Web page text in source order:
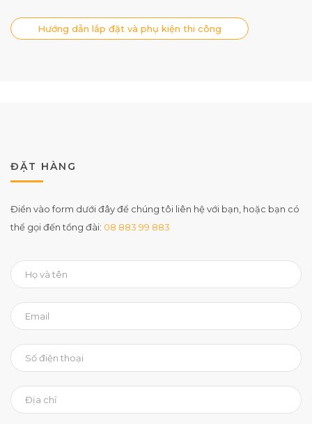
Hướng dẫn lắp đặt và phụ kiện thi công
ĐẶT HÀNG
Điền vào form dưới đây để chúng tôi liên hệ với bạn, hoặc bạn có
thể gọi đến tổng đài: 08 883 99 883